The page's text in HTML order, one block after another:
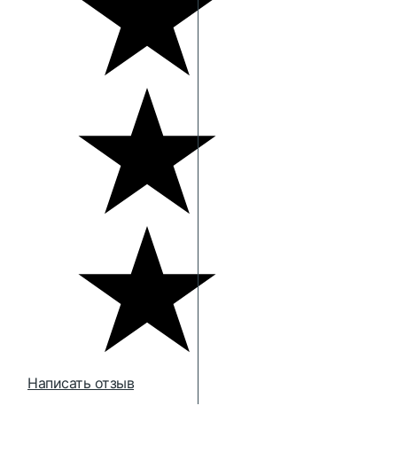
Написать отзыв